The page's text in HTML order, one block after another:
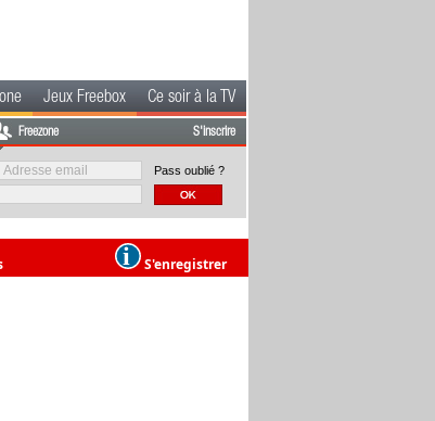
Jeux Freebox Ce soir à la TV
Freezone S'inscrire
Pass oublié ?
S'enregistrer